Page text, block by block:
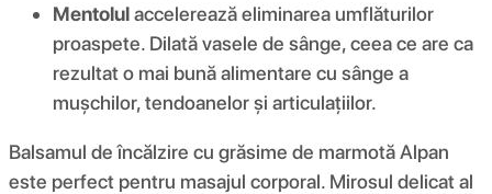
Mentolulaccelerează eliminarea umflăturilor
proaspete. Dilată vasele de sânge, ceea ce are ca
rezultat o mai bună alimentare cu sânge a
mușchilor, tendoanelor și articulațiilor.
Balsamul de încălzire cu grăsime de marmotă Alpan
este perfect pentru masajul corporal. Mirosul delicat al